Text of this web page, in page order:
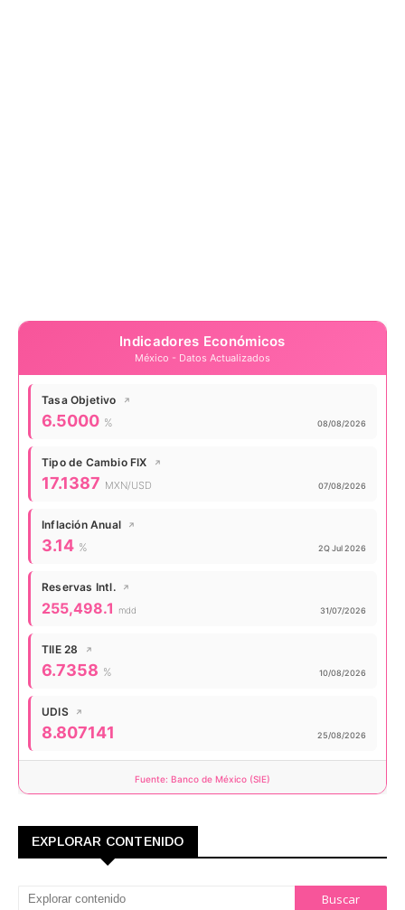
Indicadores Económicos
México - Datos Actualizados
Tasa Objetivo ↗
Valor actual:
6.5000 % Actualizado:
08/08/2026
Tipo de Cambio FIX ↗
Valor actual:
17.1387 MXN/USD Actualizado:
07/08/2026
Inflación Anual ↗
Valor actual:
3.14 % Actualizado:
2Q Jul 2026
Reservas Intl. ↗
Valor actual:
255,498.1 mdd Actualizado:
31/07/2026
TIIE 28 ↗
Valor actual:
6.7358 % Actualizado:
10/08/2026
UDIS ↗
Valor actual:
8.807141 Actualizado:
25/08/2026
Fuente: Banco de México (SIE)
EXPLORAR CONTENIDO